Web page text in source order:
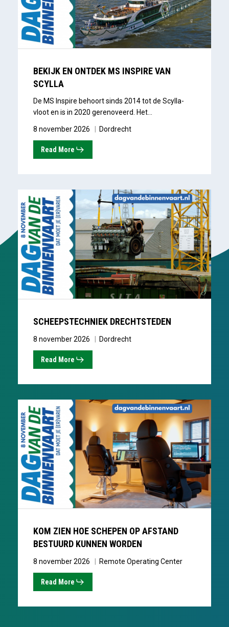
van
Scylla
BEKIJK EN ONTDEK MS INSPIRE VAN
SCYLLA
De MS Inspire behoort sinds 2014 tot de Scylla-
vloot en is in 2020 gerenoveerd. Het…
8 november 2026 Dordrecht
Read More
Scheepstechniek
Drechtsteden
SCHEEPSTECHNIEK DRECHTSTEDEN
8 november 2026 Dordrecht
Read More
KOM
ZIEN
HOE
SCHEPEN
OP
AFSTAND
BESTUURD
KUNNEN
WORDEN
KOM ZIEN HOE SCHEPEN OP AFSTAND
BESTUURD KUNNEN WORDEN
8 november 2026 Remote Operating Center
Read More